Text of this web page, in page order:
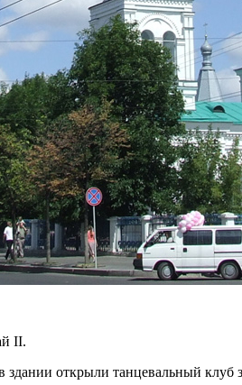
II.
открыли танцевальный